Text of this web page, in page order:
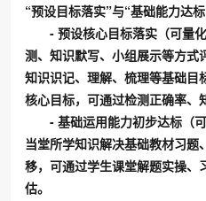
“预设目标落实”与“基础能力达
- 预设核心目标落实（可量
测、知识默写、小组展示等方式
知识识记、理解、梳理等基础目
核心目标，可通过检测正确率、
- 基础运用能力初步达标（
当堂所学知识解决基础教材习
移，可通过学生课堂解题实操、
估。